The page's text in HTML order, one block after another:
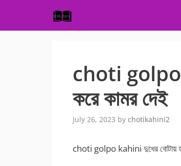
content
choti golpo
করে কামর দেই
July 26, 2023 by chotikahini2
choti golpo kahini দুধের বোটায়